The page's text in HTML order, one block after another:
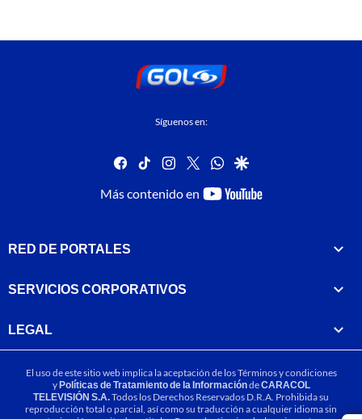
Síguenos en:
facebook
tiktok instagram
twitterwhatsapp
google
Más contenido en
youtube-
RED DE PORTALES
SERVICIOS CORPORATIVOS
LEGAL
El uso de este sitio web implica la aceptación de losTérminos y condiciones
yPolíticas de Tratamiento de la InformacióndeCARACOL
TELEVISIÓN S.A.Todos los Derechos Reservados D.R.A. Prohibida su
reproducción total o parcial, así como su traducción a cualquier idioma sin